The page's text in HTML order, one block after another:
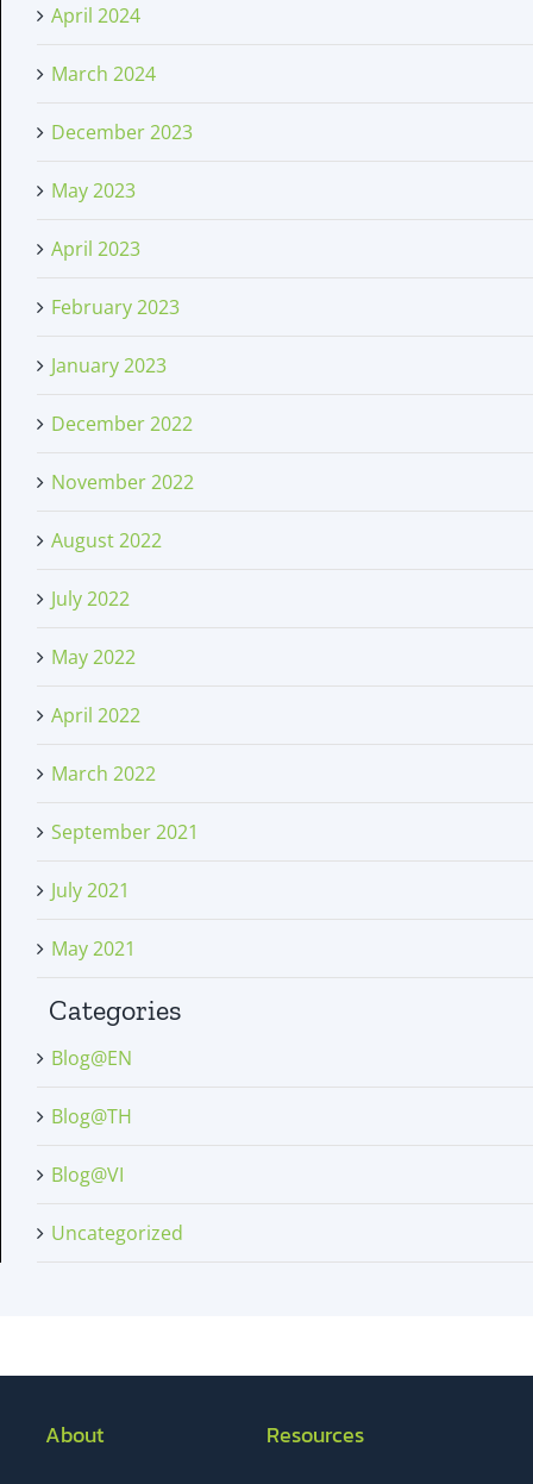
April 2024
March 2024
December 2023
May 2023
April 2023
February 2023
January 2023
December 2022
November 2022
August 2022
July 2022
May 2022
April 2022
March 2022
September 2021
July 2021
May 2021
Categories
Blog@EN
Blog@TH
Blog@VI
Uncategorized
About Resources